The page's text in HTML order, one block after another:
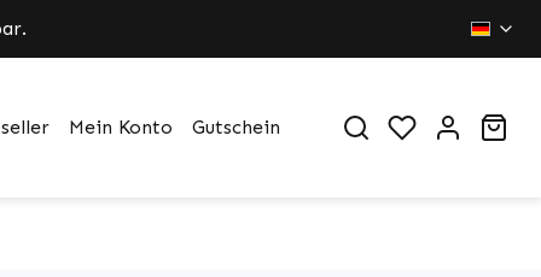
Mein Konto Gutschein Du hast 0